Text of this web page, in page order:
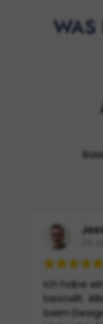
WAS
Ich habe
bestellt.
beim